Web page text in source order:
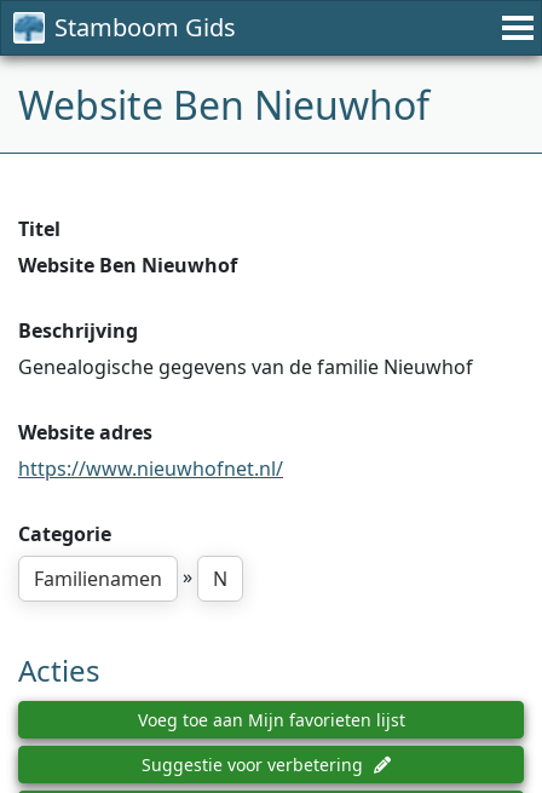
Stamboom Gids
Website Ben Nieuwhof
Titel
Website Ben Nieuwhof
Beschrijving
Genealogische gegevens van de familie Nieuwhof
Website adres
https://www.nieuwhofnet.nl/
Categorie
Familienamen
» N
Acties
Voeg toe aan Mijn favorieten lijst
Suggestie voor verbetering